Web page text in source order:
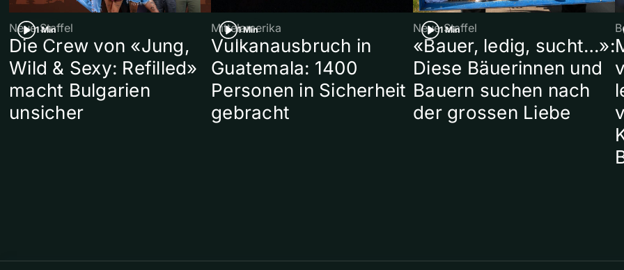
1 Min
Neue Staffel
Die Crew von «Jung,
Wild & Sexy: Refilled»
macht Bulgarien
unsicher
1 Min
Mittelamerika
Vulkanausbruch in
Guatemala: 1400
Personen in Sicherheit
gebracht
1 Min
Neue Staffel
«Bauer, ledig, sucht…»:
Diese Bäuerinnen und
Bauern suchen nach
der grossen Liebe